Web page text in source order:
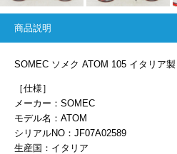
商品説明
SOMEC ソメク ATOM 105 イタリア
［仕様］
メーカー：SOMEC
モデル名：ATOM
シリアルNO：JF07A02589
生産国：イタリア